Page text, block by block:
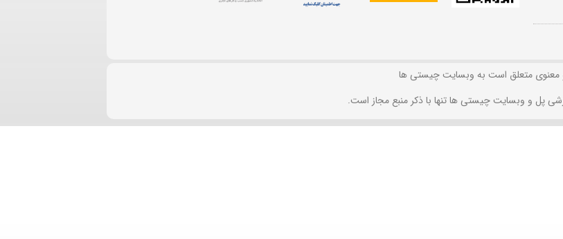
معنوی متعلق است به وبسایت چیستی ها
پل و وبسایت چیستی ها تنها با ذکر منبع مجاز است.